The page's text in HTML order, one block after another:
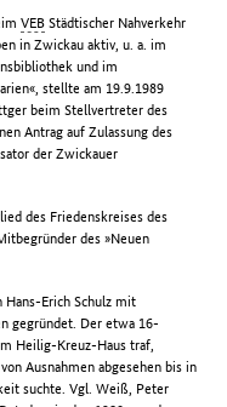
VEB Städtischer Nahverkehr
in Zwickau aktiv, u. a. im
und im
stellte am 19.9.1989
beim Stellvertreter des
Antrag auf Zulassung des
der Zwickauer
des Friedenskreises des
des »Neuen
Hans-Erich Schulz mit
gegründet. Der etwa 16-
Heilig-Kreuz-Haus traf,
Ausnahmen abgesehen bis in
suchte. Vgl. Weiß, Peter